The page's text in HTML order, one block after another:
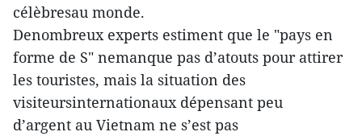
célèbresau monde.
Denombreux experts estiment que le "pays en
forme de S" nemanque pas d’atouts pour attirer
les touristes, mais la situation des
visiteursinternationaux dépensant peu
d’argent au Vietnam ne s’est pas